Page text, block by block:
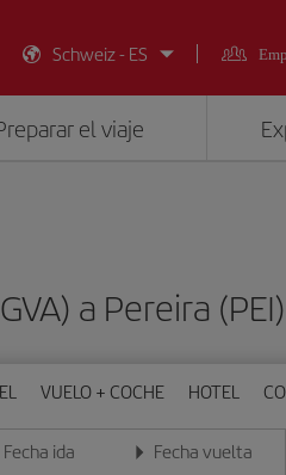
Schweiz - ES
el viaje
a Pereira
VUELO + COCHE HOTEL
Fecha ida
la fecha en formato día/mes/año
Fecha vuelta
Introduce la fecha en